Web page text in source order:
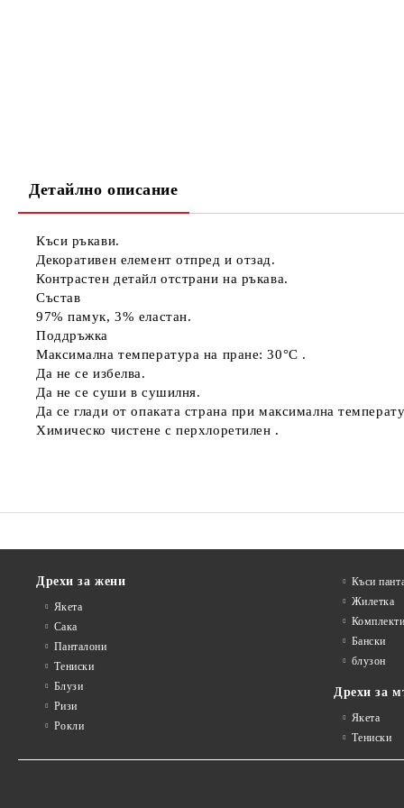
Детайлно описание
Къси ръкави.
Декоративен елемент отпред и отзад.
Контрастен детайл отстрани на ръкава.
Състав
97% памук, 3% еластан.
Поддръжка
Максимална температура на пране: 30°C .
Да не се избелва.
Да не се суши в сушилня.
Да се глади от опаката страна при максимална
Химическо чистене с перхлоретилен .
Дрехи за жени
Якета
Сакa
Панталони
Тениски
Блузи
Ризи
Рокли
Къси
Жилетка
Комплекти
Бански
блузон
Дрехи за
Якета
Тениски